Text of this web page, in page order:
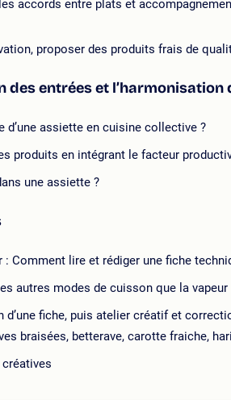
accords entre plats et
proposer des produits frais de
des entrées et l’harmonisation
assiette en cuisine collective ?
produits en intégrant le facteur
une assiette ?
Comment lire et rédiger une fiche
autres modes de cuisson que la vapeur
d’une fiche, puis atelier créatif et
braisées, betterave, carotte fraiche,